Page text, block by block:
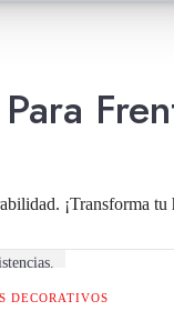
¡Transforma tu
DECORATIVOS